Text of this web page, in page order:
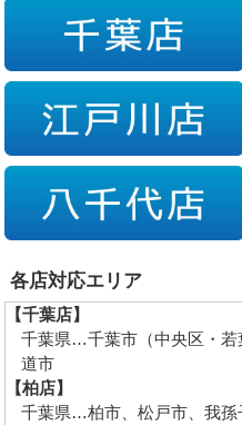
各店対応エリア
【千葉店】
千葉県…千葉市（中央区・若
道市
【柏店】
千葉県…柏市、松戸市、我孫